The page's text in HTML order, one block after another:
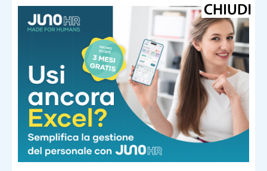
Paura a Polignano a Mare, turista
resta bloccata sulla scogliera di
Lama Monachile: voleva fare una
foto
Ultima ora
Invasione record di locuste, milioni di
insetti oscurano il cielo. E il web
grida alla ‘piaga biblica’